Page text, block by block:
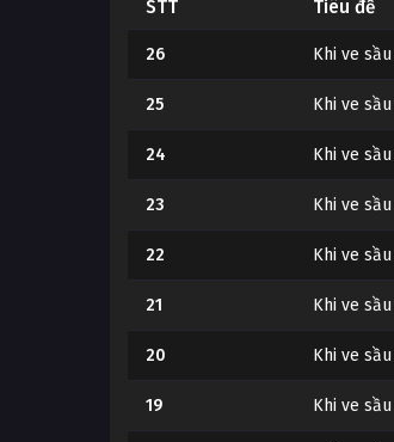
STT Tiêu đề
26 Khi ve
25 Khi ve
24 Khi ve
23 Khi ve
22 Khi ve
21 Khi ve
20 Khi ve
19 Khi ve